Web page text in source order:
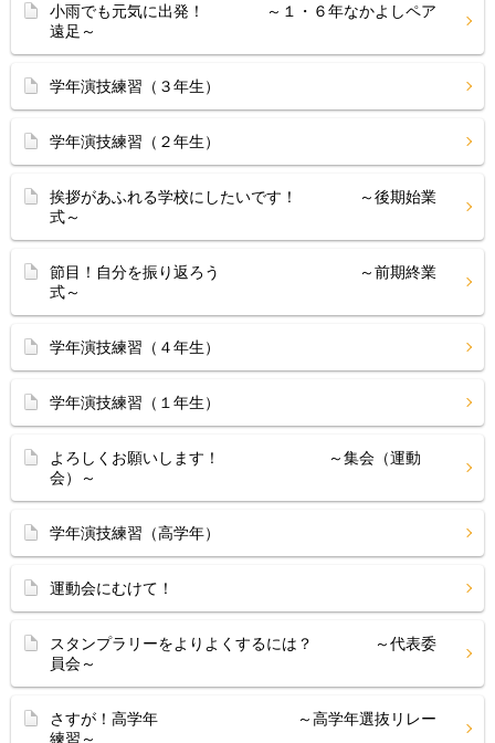
小雨でも元気に出発！ ～１・６年なかよしペア
遠足～
学年演技練習（３年生）
学年演技練習（２年生）
挨拶があふれる学校にしたいです！ ～後期始業
式～
節目！自分を振り返ろう ～前期終業
式～
学年演技練習（４年生）
学年演技練習（１年生）
よろしくお願いします！ ～集会（運動
会）～
学年演技練習（高学年）
運動会にむけて！
スタンプラリーをよりよくするには？ ～代表委
員会～
さすが！高学年 ～高学年選抜リレー
練習～